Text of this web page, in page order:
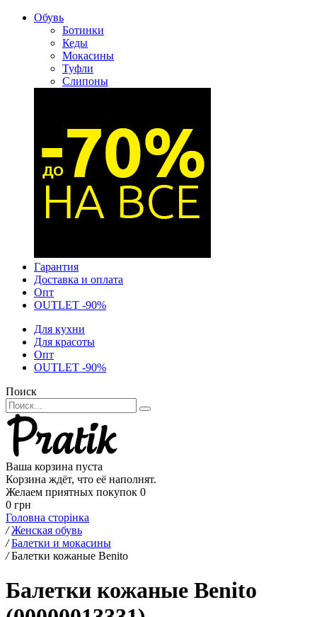
Обувь
Ботинки
Кеды
Мокасины
Туфли
Слипоны
Гарантия
Доставка и оплата
Опт
OUTLET -90%
Для кухни
Для красоты
Опт
OUTLET -90%
Поиск
Ваша корзина пуста
Корзина ждёт, что её наполнят.
Желаем приятных покупок 0
0 грн
Головна сторінка
/ Женская обувь
/ Балетки и мокасины
/ Балетки кожаные Benito
Балетки кожаные Benito